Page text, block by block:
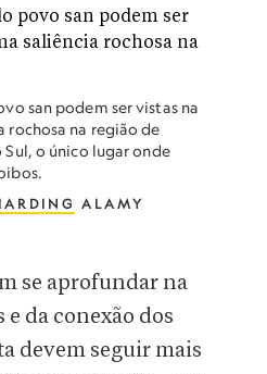
san podem ser vistas na
rochosa na região de
o único lugar onde
ALAMY
se aprofundar na
da conexão dos
devem seguir mais